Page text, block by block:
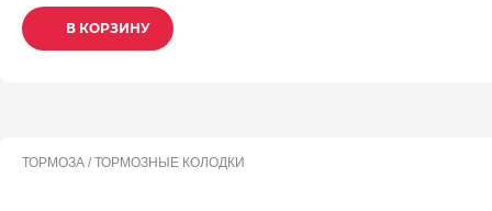
В КОРЗИНУ
В КОРЗИНУ
В КОРЗИНУ
ТОРМОЗА / ТОРМОЗНЫЕ КОЛОДКИ